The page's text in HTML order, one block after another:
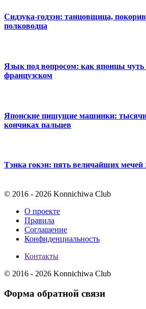
Сидзука-годзэн: танцовщица,
полководца
Язык под вопросом: как японцы чуть
французском
Японские пишущие машинки: тысячи
кончиках пальцев
Тэнка гокэн: пять величайших
© 2016 - 2026 Konnichiwa Club
О проекте
Правила
Соглашение
Конфиденциальность
Контакты
© 2016 - 2026 Konnichiwa Club
Форма обратной связи